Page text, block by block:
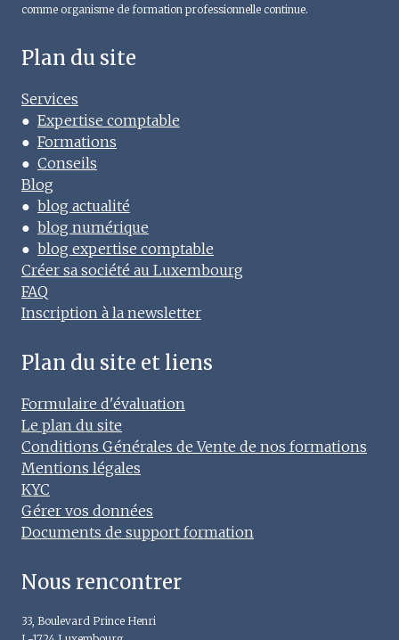
comme organisme de formation professionnelle continue.
Plan du site
Services
● Expertise comptable
● Formations
● Conseils
Blog
● blog actualité
● blog numérique
● blog expertise comptable
Créer sa société au Luxembourg
FAQ
Inscription à la newsletter
Plan du site et liens
Formulaire d'évaluation
Le plan du site
Conditions Générales de Vente de nos formations
Mentions légales
KYC
Gérer vos données
Documents de support formation
Nous rencontrer
33, Boulevard Prince Henri